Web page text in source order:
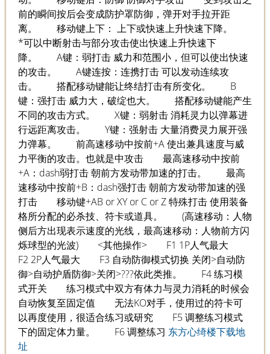
前的瞬间按后会变成防护罩防御，弹开对手拉开距
离。 移动键上下： 上下或快速上升快速下降。
*可以中断射击与部分攻击使出快速上升快速下
降。 A键：弱打击 威力和范围小，但可以使出快速
的攻击。 A键连按：连携打击 可以发动连续攻
击。 搭配移动键能让终结打击有所变化。 B
键：强打击 威力大，破绽也大。 搭配移动键能产生
不同的攻击方式。 X键：弱射击 消耗灵力以弹幕进
行远距离攻击。 Y键：强射击 大量消费灵力展开强
力弹幕。 前高速移动中按前+A 使出兼具速度与威
力平衡的攻击。也就是中攻击 最高速移动中按前
+A：dash弱打击 朝前方发动带加速的打击。 最高
速移动中按前+B：dash强打击 朝前方发动带加速的强
打击 移动键+AB or XY or C or Z 特殊打击 使用装备
格所分配的必杀技、符卡或道具。 (高速移动：人物
侧后方出现表示速度的光线，最高速移动：人物前方闪
烁球型的光波) <其他操作> F1 1P人气最大
F2 2P人气最大 F3 自动防御模式切换 关闭>自动防
御>自动护盾防御>关闭>???依此类推。 F4 练习模
式开关 练习模式中双方有体力与灵力消耗的时候会
自动恢复至固定值 无法KO对手，使用过的符卡可
以再度使用，很适合练习或研究 F5 调整练习模式
下的固定体力量。 F6 调整练习 东方心绮楼下载地
址